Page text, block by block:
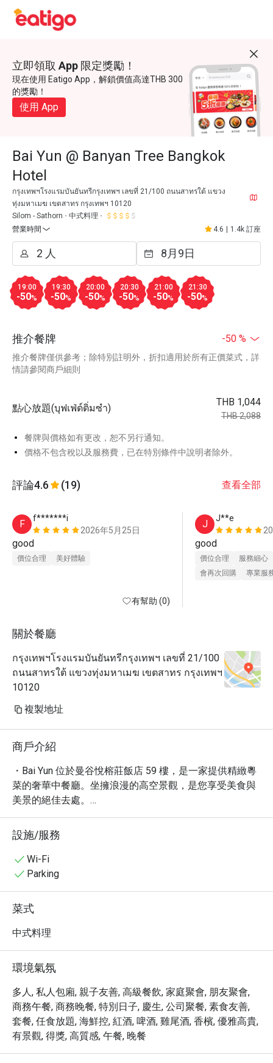
立即領取 App 限定獎勵！
現在使用 Eatigo App，解鎖價值高達THB 300
的獎勵！
使用 App
Bai Yun @ Banyan Tree Bangkok
Hotel
กรุงเทพฯโรงแรมบันยันทรีกรุงเทพฯ เลขที่ 21/100 ถนนสาทรใต้ แขวง
ทุ่งมหาเมฆ เขตสาทร กรุงเทพฯ 10120
Silom - Sathorn
中式料理
營業時間
4.6 1.4k 訂座
19:00
-50%
19:30
-50%
20:00
-50%
20:30
-50%
21:00
-50%
21:30
-50%
推介餐牌 -50 %
推介餐牌僅供參考；除特別註明外，折扣適用於所有正價菜式，詳
情請參閱商戶細則
點心放題(บุฟเฟ่ต์ติ่มซำ)
THB 1,044
THB 2,088
餐牌與價格如有更改，恕不另行通知。
價格不包含稅以及服務費，已在特別條件中說明者除外。
評論4.6 (19) 查看全部
F
f*******i
2026年5月25日
good
價位合理 美好體驗
有幫助 (0)
J
J**e
good
價位合理
服務細心
會再次回購
專業服
關於餐廳
กรุงเทพฯโรงแรมบันยันทรีกรุงเทพฯ เลขที่ 21/100
ถนนสาทรใต้ แขวงทุ่งมหาเมฆ เขตสาทร กรุงเทพฯ
10120
複製地址
商戶介紹
・Bai Yun 位於曼谷悅榕莊飯店 59 樓，是一家提供精緻粵
菜的奢華中餐廳。坐擁浪漫的高空景觀，是您享受美食與
美景的絕佳去處。
・無論是商務宴請或情侶約會，Bai Yun 都能滿足您的需
求。餐廳以精湛的烹飪技藝和優質的食材聞名，招牌菜包
括脆皮燒肉、蜜汁叉燒和各式精美點心，每一道菜都值得
細細品味。
・預訂 Bai Yun，享受高達 5 折的超值優惠！讓您在高空美
設施/服務
Wi-Fi
Parking
菜式
中式料理
環境氣氛
多人, 私人包廂, 親子友善, 高級餐飲, 家庭聚會, 朋友聚會,
商務午餐, 商務晚餐, 特別日子, 慶生, 公司聚餐, 素食友善,
套餐, 任食放題, 海鮮控, 紅酒, 啤酒, 雞尾酒, 香檳, 優雅高貴,
有景觀, 得獎, 高質感, 午餐, 晚餐